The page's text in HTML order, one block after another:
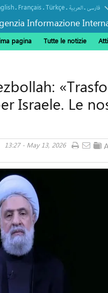
Informazione
. Français.Türkçe. العربیة.فارسی
pagina Tutte le notizie
Israele. Le
13:27 - May 13, 2026